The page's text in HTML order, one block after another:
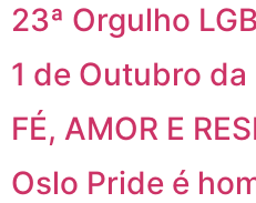
23ª Orgulho
1 de Outubro
FÉ, AMOR E
Oslo Pride é